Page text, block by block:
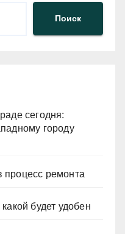
Поиск
сегодня:
городу
ремонта
будет удобен